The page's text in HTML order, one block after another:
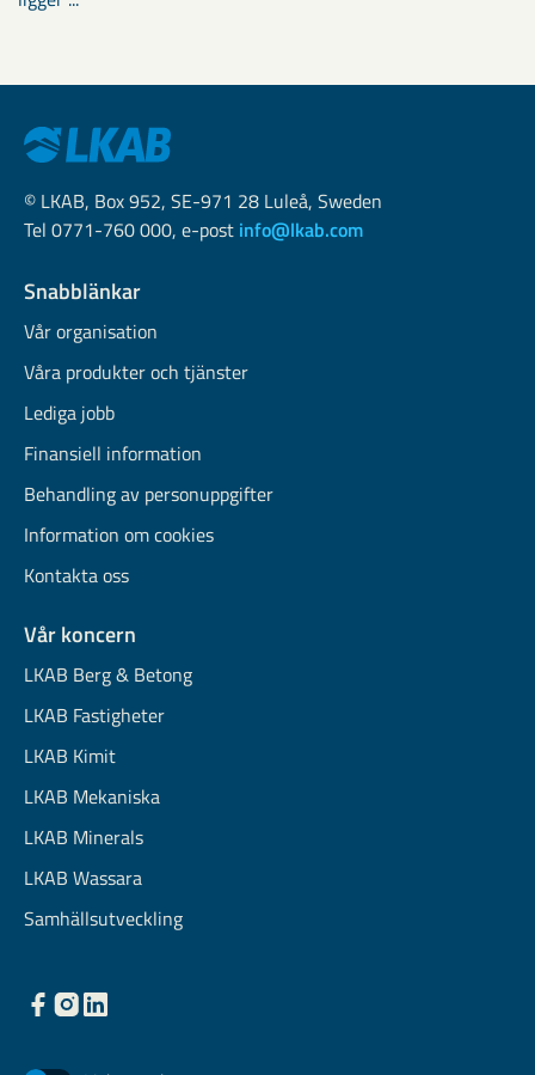
© LKAB, Box 952, SE-971 28 Luleå, Sweden
Tel 0771-760 000, e-post info@lkab.com
Snabblänkar
Vår organisation
Våra produkter och tjänster
Lediga jobb
Finansiell information
Behandling av personuppgifter
Information om cookies
Kontakta oss
Vår koncern
LKAB Berg & Betong
LKAB Fastigheter
LKAB Kimit
LKAB Mekaniska
LKAB Minerals
LKAB Wassara
Samhällsutveckling